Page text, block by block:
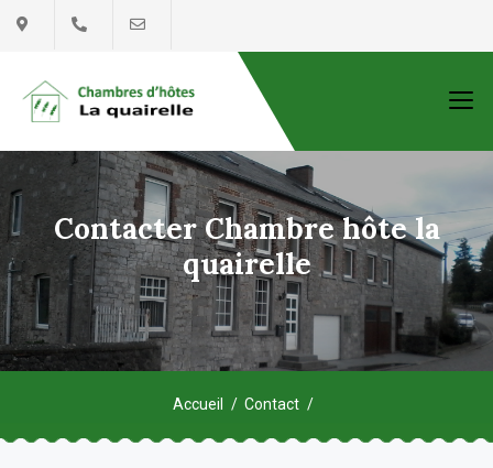
Contacter Chambre hôte la
quairelle
Accueil Contact